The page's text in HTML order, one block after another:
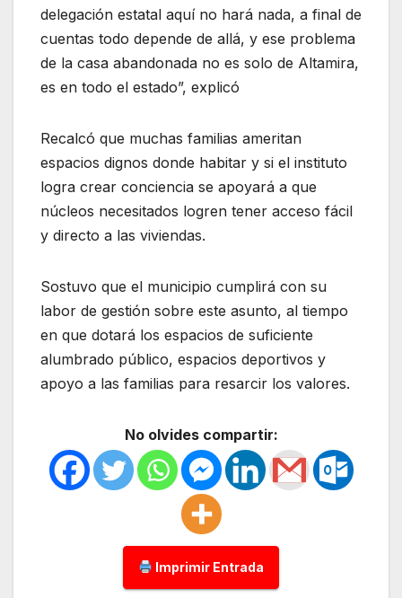
delegación estatal aquí no hará nada, a final de
cuentas todo depende de allá, y ese problema
de la casa abandonada no es solo de Altamira,
es en todo el estado”, explicó
Recalcó que muchas familias ameritan
espacios dignos donde habitar y si el instituto
logra crear conciencia se apoyará a que
núcleos necesitados logren tener acceso fácil
y directo a las viviendas.
Sostuvo que el municipio cumplirá con su
labor de gestión sobre este asunto, al tiempo
en que dotará los espacios de suficiente
alumbrado público, espacios deportivos y
apoyo a las familias para resarcir los valores.
No olvides compartir:
Imprimir Entrada